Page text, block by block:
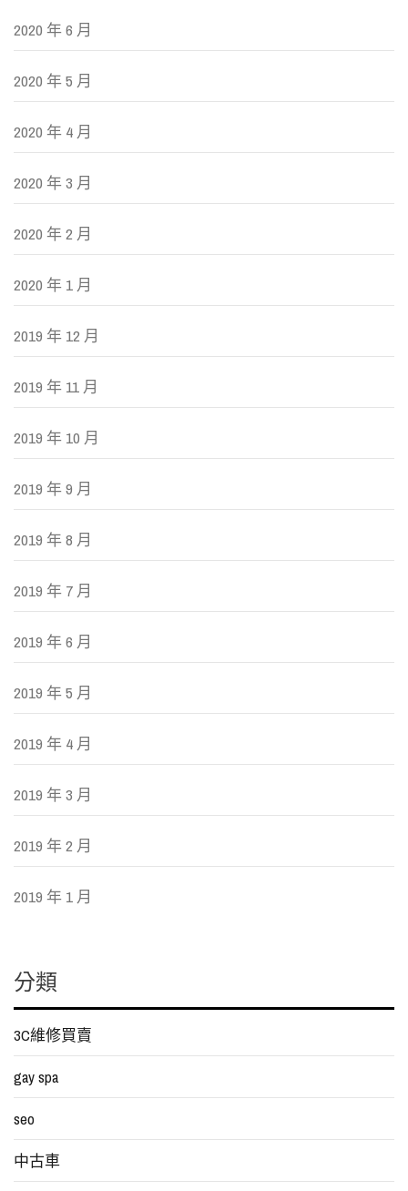
2020 年 6 月
2020 年 5 月
2020 年 4 月
2020 年 3 月
2020 年 2 月
2020 年 1 月
2019 年 12 月
2019 年 11 月
2019 年 10 月
2019 年 9 月
2019 年 8 月
2019 年 7 月
2019 年 6 月
2019 年 5 月
2019 年 4 月
2019 年 3 月
2019 年 2 月
2019 年 1 月
分類
3C維修買賣
gay spa
seo
中古車